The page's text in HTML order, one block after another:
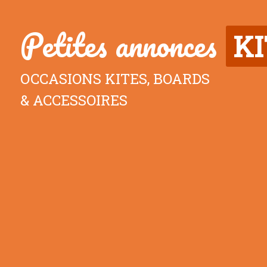
Petites annonces
OCCASIONS KITES, BOARDS
& ACCESSOIRES